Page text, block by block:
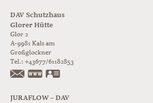
DAV Schutzhaus
Glorer Hütte
Glor 2
A-9981 Kals am
Großglockner
Tel.: +43677/61182853
https://www.glorer-huette.at/
JURAFLOW – DAV